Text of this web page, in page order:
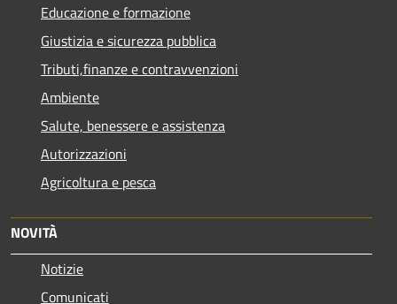
Educazione e formazione
Giustizia e sicurezza pubblica
Tributi,finanze e contravvenzioni
Ambiente
Salute, benessere e assistenza
Autorizzazioni
Agricoltura e pesca
NOVITÀ
Notizie
Comunicati